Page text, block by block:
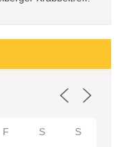
F S S